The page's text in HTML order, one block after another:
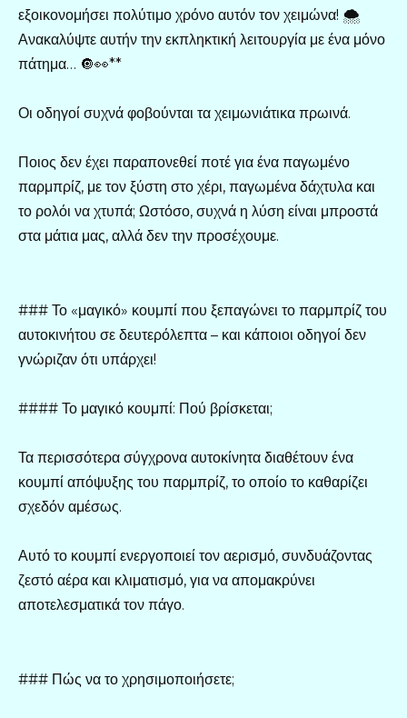
εξοικονομήσει πολύτιμο χρόνο αυτόν τον χειμώνα! 🌨️
Ανακαλύψτε αυτήν την εκπληκτική λειτουργία με ένα μόνο
πάτημα… 🔘👀**
Οι οδηγοί συχνά φοβούνται τα χειμωνιάτικα πρωινά.
Ποιος δεν έχει παραπονεθεί ποτέ για ένα παγωμένο
παρμπρίζ, με τον ξύστη στο χέρι, παγωμένα δάχτυλα και
το ρολόι να χτυπά; Ωστόσο, συχνά η λύση είναι μπροστά
στα μάτια μας, αλλά δεν την προσέχουμε.
### Το «μαγικό» κουμπί που ξεπαγώνει το παρμπρίζ του
αυτοκινήτου σε δευτερόλεπτα – και κάποιοι οδηγοί δεν
γνώριζαν ότι υπάρχει!
#### Το μαγικό κουμπί: Πού βρίσκεται;
Τα περισσότερα σύγχρονα αυτοκίνητα διαθέτουν ένα
κουμπί απόψυξης του παρμπρίζ, το οποίο το καθαρίζει
σχεδόν αμέσως.
Αυτό το κουμπί ενεργοποιεί τον αερισμό, συνδυάζοντας
ζεστό αέρα και κλιματισμό, για να απομακρύνει
αποτελεσματικά τον πάγο.
### Πώς να το χρησιμοποιήσετε;